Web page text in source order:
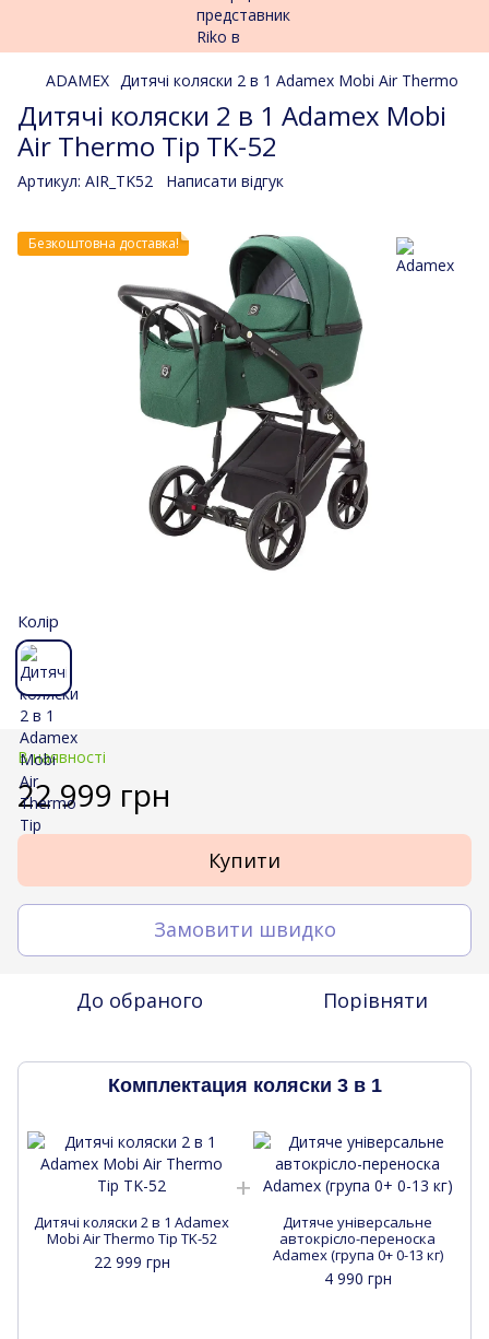
ADAMEX Дитячі коляски 2 в 1 Adamex Mobi Air Thermo
Дитячі коляски 2 в 1 Adamex Mobi
Air Thermo Tip TK-52
Артикул: AIR_TK52 Написати відгук
Безкоштовна доставка!
Колір
В наявності
22 999 грн
Купити
Замовити швидко
До обраного Порівняти
Комплектация коляски 3 в 1
Дитячі коляски 2 в 1 Adamex
Mobi Air Thermo Tip TK-52
22 999 грн
Дитяче універсальне
автокрісло-переноска
Adamex (група 0+ 0-13 кг)
4 990 грн